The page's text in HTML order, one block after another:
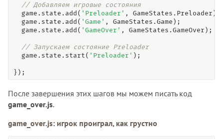
// Добавляем игровые состояния
  game.state.
add ( 'Preloader' , GameStates.Preloader);
  game.state.
add ( 'Game' , GameStates.Game);
  game.state.
add ( 'GameOver' , GameStates.GameOver);
// Запускаем состояние Preloader
  game.state.
start ( 'Preloader' );
});
После завершения этих шагов мы можем писать код
game_over.js.
game_over.js: игрок проиграл, как грустно